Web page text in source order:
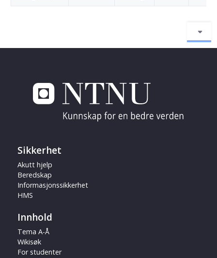
Sikkerhet
Akutt hjelp
Beredskap
Informasjonssikkerhet
HMS
Innhold
Tema A-Å
Wikisøk
For studenter